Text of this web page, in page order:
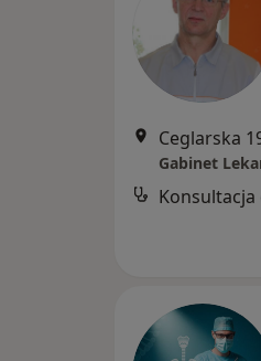
Ceglarska
Gabinet